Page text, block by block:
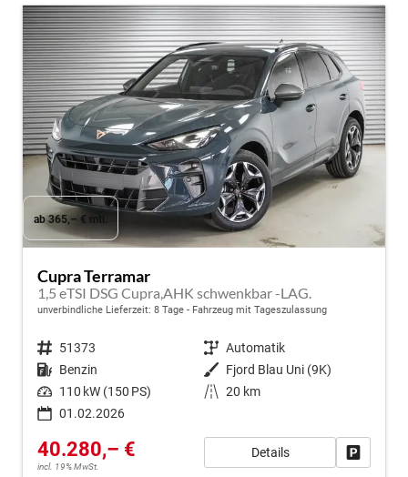
ab 365,– € mtl.
Cupra Terramar
1,5 eTSI DSG Cupra,AHK schwenkbar -LAG.
unverbindliche Lieferzeit: 8 Tage Fahrzeug mit Tageszulassung
Fahrzeugnr. 51373 Getriebe Automatik
Kraftstoff Benzin Außenfarbe Fjord Blau Uni (9K)
Leistung 110 kW (150 PS) Kilometerstand 20 km
01.02.2026
40.280,– €
incl. 19% MwSt.
Details